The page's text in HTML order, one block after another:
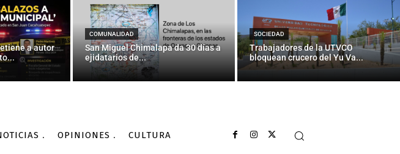
a autor
COMUNALIDAD
San Miguel Chimalapa da 30 días a
ejidatarios de...
SOCIEDAD
Trabajadores de la UTVCO
bloquean crucero del Yu Va...
OPINIONES CULTURA